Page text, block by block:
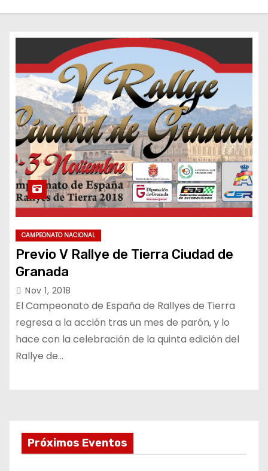
CAMPEONATO NACIONAL
Previo V Rallye de Tierra Ciudad de
Granada
Nov 1, 2018
El Campeonato de España de Rallyes de Tierra
regresa a la acción tras un mes de parón, y lo
hace con la celebración de la quinta edición del
Rallye de…
Próximos Eventos